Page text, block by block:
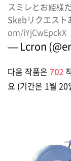
スミレとお姫様
Skebリクエスト
om/iYjCwEpckX
— Lcron
다음 작품은 702
요 (기간은 1월 20